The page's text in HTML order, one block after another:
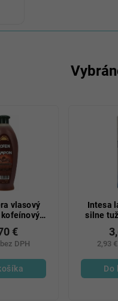
vlasový
ml
DPH
€
Intesa
silne
2,93
Do